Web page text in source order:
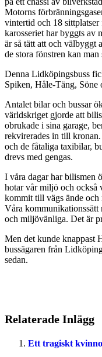
Motorns
vintertid och 18
karosseriet har byggts av
är så tätt att och välbyggt
de stora fönstren kan
Denna Lidköpingsbuss
Spiken, Håle-Täng, Söne
Antalet bilar och bussar
världskriget gjorde att
obrukade i sina garage,
rekvirerades in till
och de fåtaliga taxibilar,
drevs med gengas.
I våra dagar har bilismen
hotar vår miljö och också
kommit till vägs ände och
Våra kommunikationssätt
och miljövänliga. Det är
Men det kunde knappast
bussägaren från
sedan.
Relaterade Inlägg
Ett tragiskt